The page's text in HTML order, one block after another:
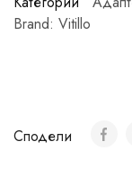
Brand: Vitillo
Сподели